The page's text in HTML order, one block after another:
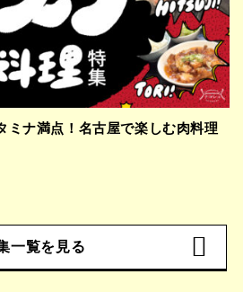
ミナ満点！名古屋で楽しむ肉料理
一覧を見る